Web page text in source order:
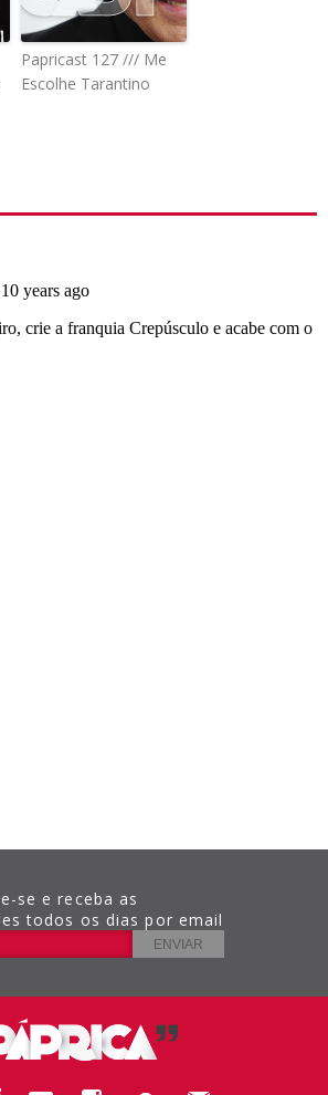
Papricast 127 /// Me
Escolhe Tarantino
se e receba as
todos os dias por email